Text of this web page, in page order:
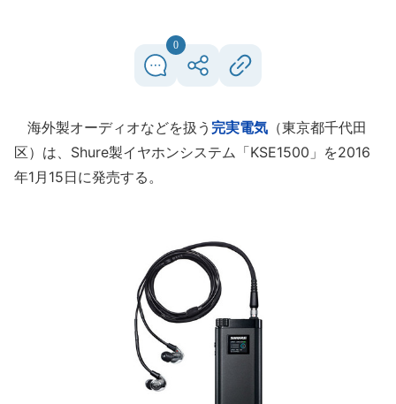
0
海外製オーディオなどを扱う 完実電気 （東京都千代田
区）は、Shure製イヤホンシステム「KSE1500」を2016
年1月15日に発売する。